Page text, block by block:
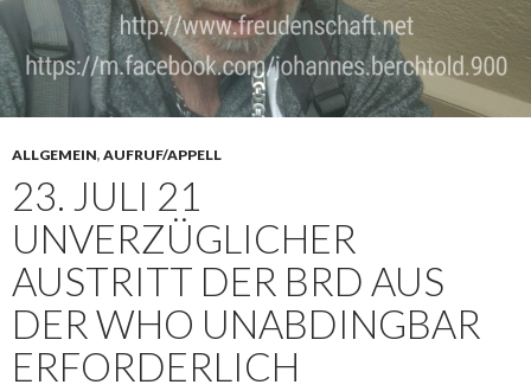
ALLGEMEIN, AUFRUF/APPELL
23. JULI 21
UNVERZÜGLICHER
AUSTRITT DER BRD AUS
DER WHO UNABDINGBAR
ERFORDERLICH